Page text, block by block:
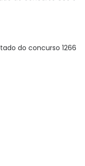
do concurso 1266